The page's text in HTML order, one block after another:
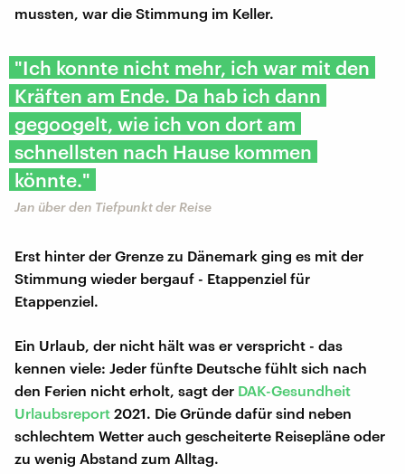
mussten, war die Stimmung im Keller.
"Ich konnte nicht mehr, ich war mit den
Kräften am Ende. Da hab ich dann
gegoogelt, wie ich von dort am
schnellsten nach Hause kommen
könnte."
Jan über den Tiefpunkt der Reise
Erst hinter der Grenze zu Dänemark ging es mit der
Stimmung wieder bergauf - Etappenziel für
Etappenziel.
Ein Urlaub, der nicht hält was er verspricht - das
kennen viele: Jeder fünfte Deutsche fühlt sich nach
den Ferien nicht erholt, sagt der DAK-Gesundheit
Urlaubsreport 2021. Die Gründe dafür sind neben
schlechtem Wetter auch gescheiterte Reisepläne oder
zu wenig Abstand zum Alltag.